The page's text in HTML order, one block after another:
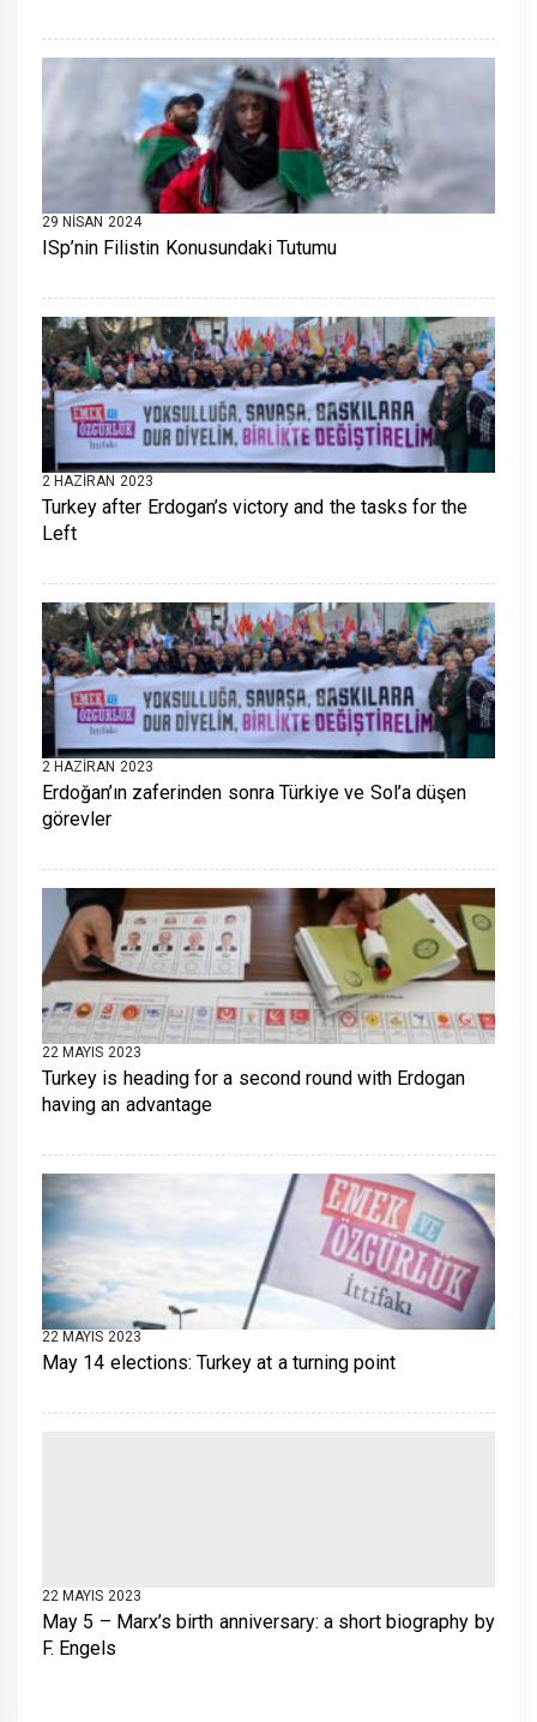
29 NISAN 2024
ISp’nin Filistin Konusundaki Tutumu
2 HAZIRAN 2023
Turkey after Erdogan’s victory and the tasks for the
Left
2 HAZIRAN 2023
Erdoğan’ın zaferinden sonra Türkiye ve Sol’a düşen
görevler
22 MAYIS 2023
Turkey is heading for a second round with Erdogan
having an advantage
22 MAYIS 2023
May 14 elections: Turkey at a turning point
22 MAYIS 2023
May 5 – Marx’s birth anniversary: a short biography by
F. Engels